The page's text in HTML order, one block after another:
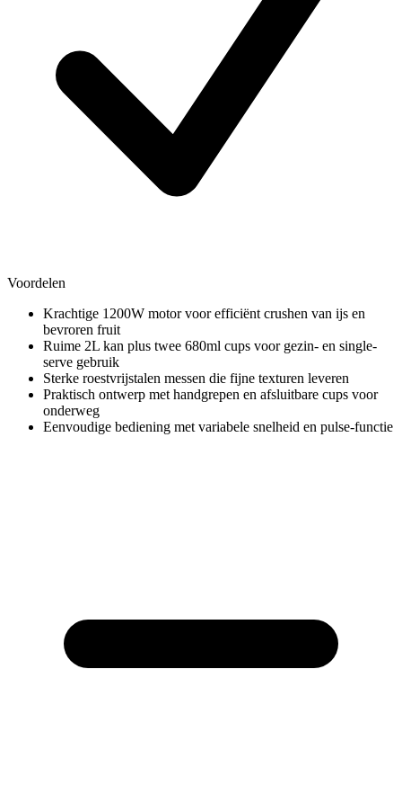
Voordelen
Krachtige 1200W motor voor efficiënt crushen van ijs en
bevroren fruit
Ruime 2L kan plus twee 680ml cups voor gezin- en single-
serve gebruik
Sterke roestvrijstalen messen die fijne texturen leveren
Praktisch ontwerp met handgrepen en afsluitbare cups voor
onderweg
Eenvoudige bediening met variabele snelheid en pulse-functie